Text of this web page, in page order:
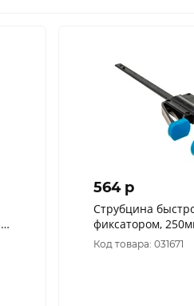
564 p
Струбцина
фиксатором,
44-1-325
Код товара: 031671